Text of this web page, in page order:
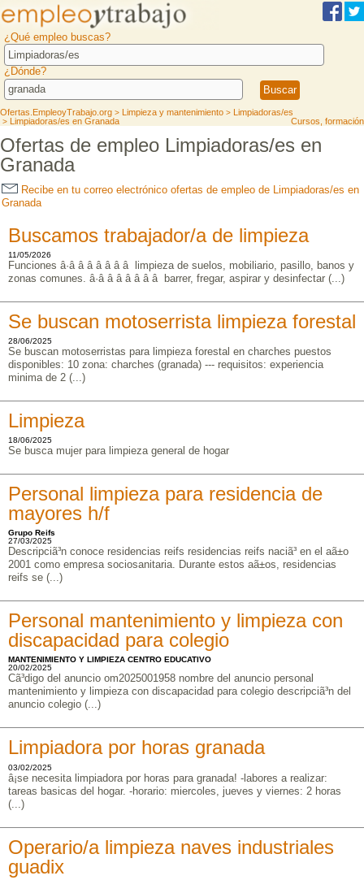
¿Qué empleo buscas?
¿Dónde?
Ofertas.EmpleoyTrabajo.org > Limpieza y mantenimiento > Limpiadoras/es
> Limpiadoras/es en Granada Cursos, formación
Ofertas de empleo Limpiadoras/es en
Granada
Recibe en tu correo electrónico ofertas de empleo de Limpiadoras/es en
Granada
Buscamos trabajador/a de limpieza
11/05/2026
Funciones â·â â â â â â â limpieza de suelos, mobiliario, pasillo, banos y
zonas comunes. â·â â â â â â â barrer, fregar, aspirar y desinfectar (...)
Se buscan motoserrista limpieza forestal
28/06/2025
Se buscan motoserristas para limpieza forestal en charches puestos
disponibles: 10 zona: charches (granada) --- requisitos: experiencia
minima de 2 (...)
Limpieza
18/06/2025
Se busca mujer para limpieza general de hogar
Personal limpieza para residencia de
mayores h/f
Grupo Reifs
27/03/2025
Descripciã³n conoce residencias reifs residencias reifs naciã³ en el aã±o
2001 como empresa sociosanitaria. Durante estos aã±os, residencias
reifs se (...)
Personal mantenimiento y limpieza con
discapacidad para colegio
MANTENIMIENTO Y LIMPIEZA CENTRO EDUCATIVO
20/02/2025
Cã³digo del anuncio om2025001958 nombre del anuncio personal
mantenimiento y limpieza con discapacidad para colegio descripciã³n del
anuncio colegio (...)
Limpiadora por horas granada
03/02/2025
â¡se necesita limpiadora por horas para granada! -labores a realizar:
tareas basicas del hogar. -horario: miercoles, jueves y viernes: 2 horas
(...)
Operario/a limpieza naves industriales
guadix